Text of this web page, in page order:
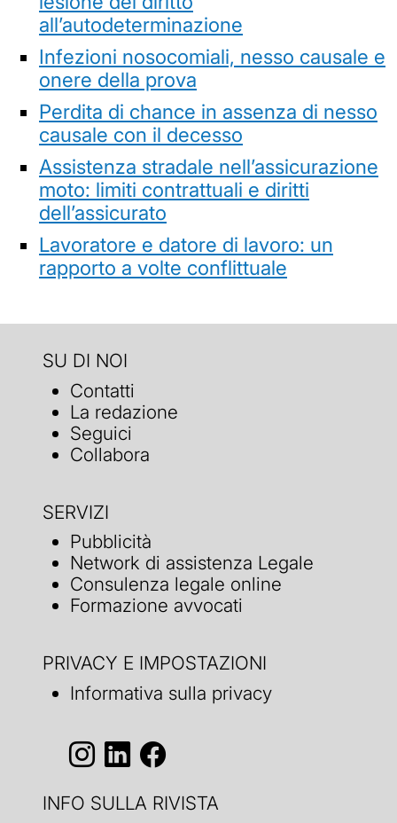
all’autodeterminazione
Infezioni nosocomiali, nesso causale e
onere della prova
Perdita di chance in assenza di nesso
causale con il decesso
Assistenza stradale nell’assicurazione
moto: limiti contrattuali e diritti
dell’assicurato
Lavoratore e datore di lavoro: un
rapporto a volte conflittuale
SU DI NOI
Contatti
La redazione
Seguici
Collabora
SERVIZI
Pubblicità
Network di assistenza Legale
Consulenza legale online
Formazione avvocati
PRIVACY E IMPOSTAZIONI
Informativa sulla privacy
INFO SULLA RIVISTA